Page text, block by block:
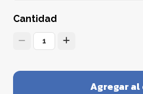
Cantidad
1
Agregar